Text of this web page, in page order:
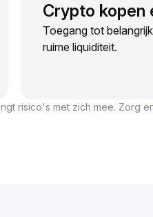
Crypto kopen
Toegang tot
ruime liquiditeit.
risico's met zich mee. Zorg